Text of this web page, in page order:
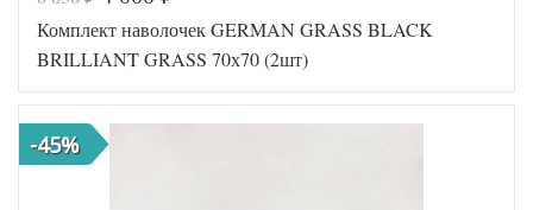
Код товара
561-597
Артикул
GG-11250
90
Размер
наволочек
50х90
(2шт)
Производитель
Комплект наволочек GERMAN GRASS BLACK
BRILLIANT GRASS 70х70 (2шт)
-45%